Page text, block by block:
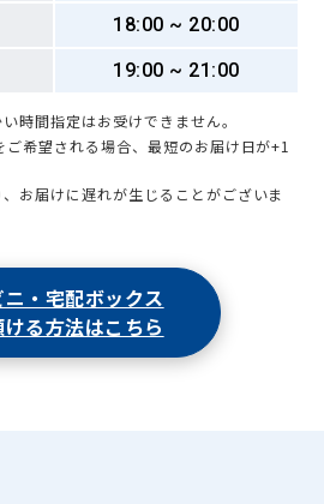
18:00 ~ 20:00
19:00 ~ 21:00
時間指定はお受けできません。
希望される場合、最短のお届け日が+1
お届けに遅れが生じることがございま
ニ・宅配ボックス
る方法はこちら